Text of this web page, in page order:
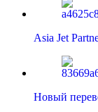
Asia Jet
Новый